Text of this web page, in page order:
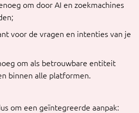
om door AI en zoekmachines
voor de vragen en intenties van je
om als betrouwbare entiteit
binnen alle platformen.
om een geïntegreerde aanpak: